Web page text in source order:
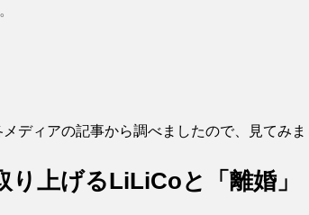
ディアの記事から調べましたので、見てみま
り上げるLiLiCoと「離婚」